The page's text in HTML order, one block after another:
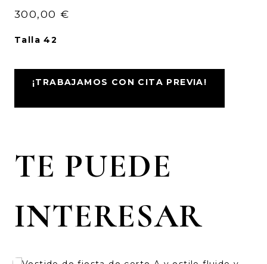
300,00 €
Talla 42
¡TRABAJAMOS CON CITA PREVIA!
TE PUEDE
INTERESAR